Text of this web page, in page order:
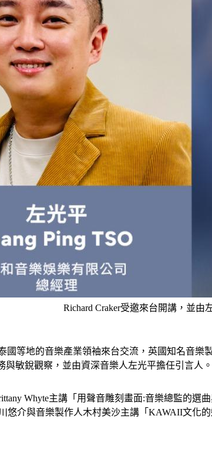
Richard Craker受邀來台開講，並由
國等地的音樂產業領袖來台交流，英國知名音
敏銳觀察，並由資深音樂人左光平擔任引言人。
Whyte主講「用聲音雕刻畫面:音樂總監的
悠介與音樂製作人木村美沙主講「KAWAII文化的